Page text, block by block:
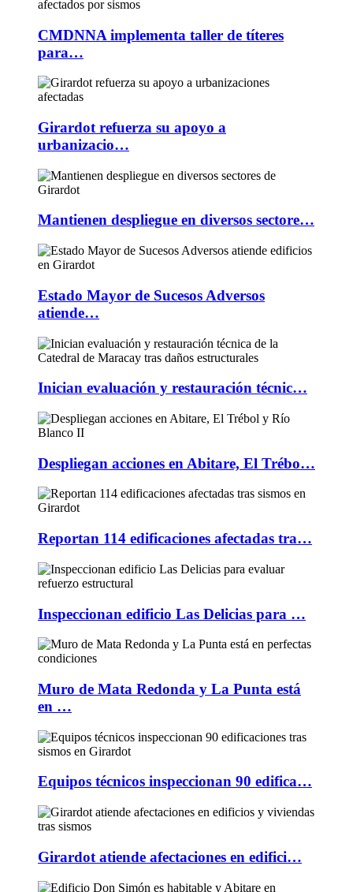
CMDNNA implementa taller de títeres
para…
Girardot refuerza su apoyo a
urbanizacio…
Mantienen despliegue en diversos sectore…
Estado Mayor de Sucesos Adversos
atiende…
Inician evaluación y restauración técnic…
Despliegan acciones en Abitare, El Trébo…
Reportan 114 edificaciones afectadas tra…
Inspeccionan edificio Las Delicias para …
Muro de Mata Redonda y La Punta está
en …
Equipos técnicos inspeccionan 90 edifica…
Girardot atiende afectaciones en edifici…